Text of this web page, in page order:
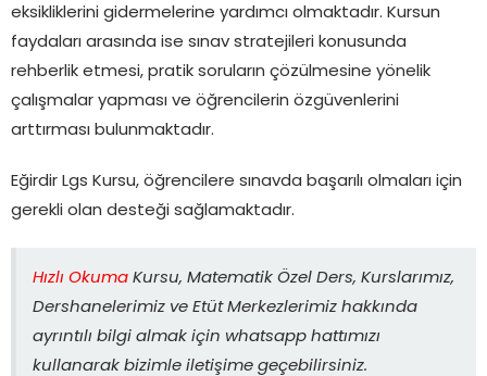
eksikliklerini gidermelerine yardımcı olmaktadır. Kursun
faydaları arasında ise sınav stratejileri konusunda
rehberlik etmesi, pratik soruların çözülmesine yönelik
çalışmalar yapması ve öğrencilerin özgüvenlerini
arttırması bulunmaktadır.
Eğirdir Lgs Kursu, öğrencilere sınavda başarılı olmaları için
gerekli olan desteği sağlamaktadır.
Hızlı Okuma Kursu, Matematik Özel Ders, Kurslarımız,
Dershanelerimiz ve Etüt Merkezlerimiz hakkında
ayrıntılı bilgi almak için whatsapp hattımızı
kullanarak bizimle iletişime geçebilirsiniz.